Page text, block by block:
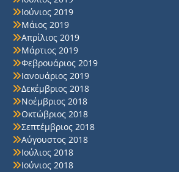
Ιούνιος 2019
Μάιος 2019
Απρίλιος 2019
Μάρτιος 2019
Φεβρουάριος 2019
Ιανουάριος 2019
Δεκέμβριος 2018
Νοέμβριος 2018
Οκτώβριος 2018
Σεπτέμβριος 2018
Αύγουστος 2018
Ιούλιος 2018
Ιούνιος 2018